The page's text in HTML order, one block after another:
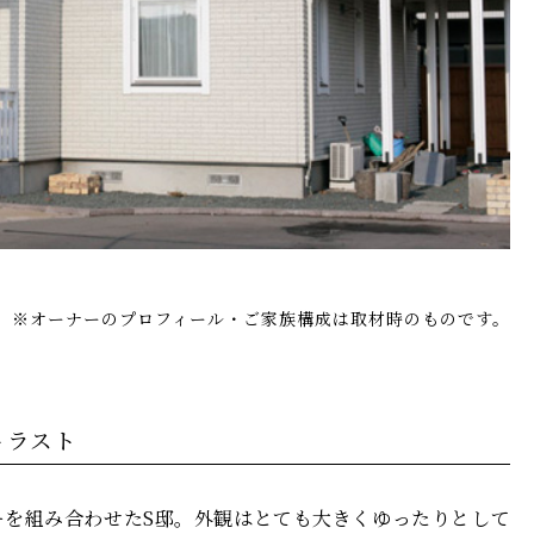
※オーナーのプロフィール・ご家族構成は取材時のものです。
スト
み合わせたS邸。外観はとても大きくゆったりとして